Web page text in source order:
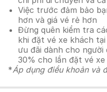
Việc trước đảm bảo
hơn và giá vé rẻ hơn
Đừng quên kiểm tra
khi đặt vé xe khách
ưu đãi dành cho
30% cho lần đặt vé
*Áp dụng điều khoản và